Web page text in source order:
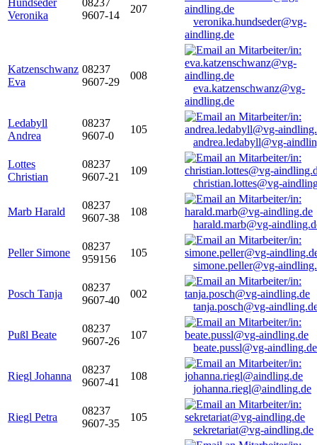
Hundseder
Veronika
08237
9607-14
207
veronika.hundseder@vg-
aindling.de
Katzenschwanz
Eva
08237
9607-29
008
eva.katzenschwanz@vg-
aindling.de
Ledabyll
Andrea
08237
9607-0
105
andrea.ledabyll@vg-
Lottes
Christian
08237
9607-21
109
christian.lottes@vg-
Marb Harald
08237
9607-38
108
harald.marb@vg-
Peller Simone
08237
959156
105
simone.peller@vg-
Posch Tanja
08237
9607-40
002
tanja.posch@vg-
Pußl Beate
08237
9607-26
107
beate.pussl@vg-aindling.de
Riegl Johanna
08237
9607-41
108
johanna.riegl@aindling.de
Riegl Petra
08237
9607-35
105
sekretariat@vg-aindling.de